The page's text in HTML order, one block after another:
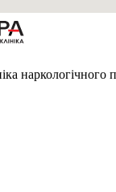
наркологічного